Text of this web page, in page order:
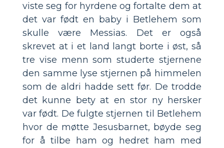
viste seg for hyrdene og fortalte dem at
det var født en baby i Betlehem som
skulle være Messias. Det er også
skrevet at i et land langt borte i øst, så
tre vise menn som studerte stjernene
den samme lyse stjernen på himmelen
som de aldri hadde sett før. De trodde
det kunne bety at en stor ny hersker
var født. De fulgte stjernen til Betlehem
hvor de møtte Jesusbarnet, bøyde seg
for å tilbe ham og hedret ham med